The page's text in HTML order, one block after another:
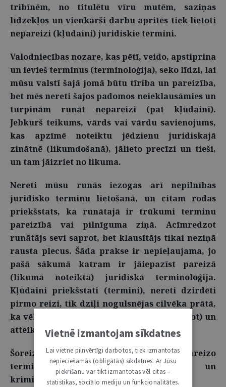
tribīnēm, no titulētu vīru mutēm, saziņas
līdzekļos un vienkārši darbu apritēs tiek lietoti
nepareizi (kļūdaini) juridiskie termini.
Valodniecības nozare, kas pētī, veido, apstiprina
un ievieš terminus (terminoloģija), seko līdzi, lai
mūsu valstī šajā jomā būtu tīrība un pareizība,
bet mēs nereti šajos padomos neieklausāmies un
turpinām runāt nepareizi (pat kļūdaini).
Jebkurš teikums, vārds vai vārdu savienojums,
kas apzīmē noteiktu jēdzienu juridiskajā
zinātnē (likumdošanā), jālieto precīzi un tieši,
un tam jāizriet no likuma.
Nereti mūsu runās iezogas arī nepilnības
juridisko terminu lietošanā, un citam rodas
priekšstats, ka runātajā ir trūkumi terminu
pareizībā vai pilnīguma ziņā. Acīmredzot
runātājs sevi saprot, bet klausītājs tikai neziņā
rausta plecus. Šāda prakse ir nepieļaujama, jo
pašā sākumā katram ir jāiepazīst pareizā
(likumā noteiktā) juridiskā terminoloģija.
Kļūdaini priekšstati (termini), nereti dzirdēti
pirmo reizi, tik dziļi nogulsnējas cilvēka prātā,
ka vēlāk šīs kļūdas ir grūti labot (pārveidot) un
atteikties no tām.
Šoreiz galvenokārt rakstīšu tikai par nepareizo
terminu lietošanu krimināltiesībās un
kriminālprocesa tiesībās.
Vietnē izmantojam sīkdatnes
Lai vietne pilnvērtīgi darbotos, tiek izmantotas
nepieciešamās (obligātās) sīkdatnes. Ar Jūsu
piekrišanu var tikt izmantotas vēl citas –
statistikas, sociālo mediju un funkcionalitātes.